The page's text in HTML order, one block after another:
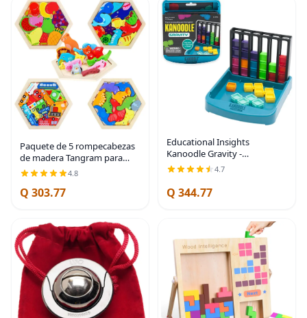
Paquete de 5 rompecabezas
de madera Tangram para
niños, rompecabezas
bloques de rompecabezas
4.8
Q 303.77
Educational Insights
Kanoodle Gravity -
Rompecabezas cerebrales 3D,
juego cerebral de un solo
jugador, juegos divertidos de
viaje para niños,
4.7
Q 344.77